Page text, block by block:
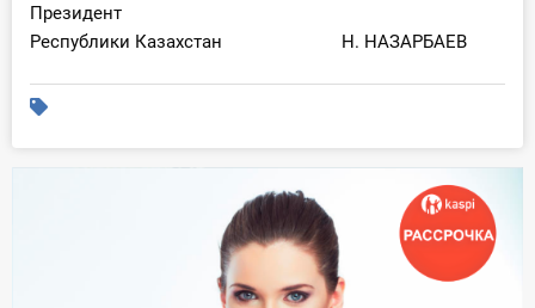
Президент
Республики Казахстан Н. НАЗАРБАЕВ